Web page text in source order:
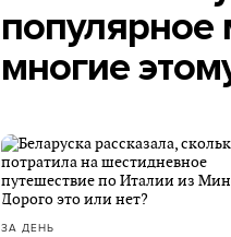
популярное
многие
ЗА ДЕНЬ